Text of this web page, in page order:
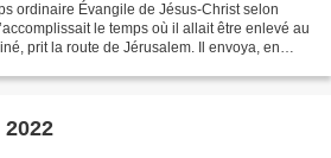
ordinaire Évangile de Jésus-Christ selon
le temps où il allait être enlevé au
prit la route de Jérusalem. Il envoya, en